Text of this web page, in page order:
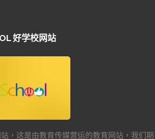
好学校网站
，这是由教育传媒营运的教育网站，我们期